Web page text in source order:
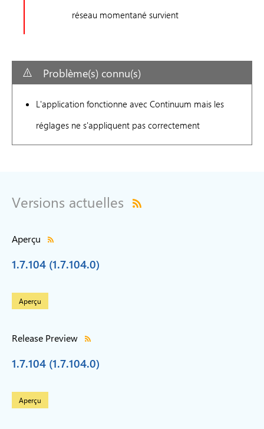
réseau momentané survient
Problème(s) connu(s)
L'application fonctionne avec Continuum mais les
réglages ne s'appliquent pas correctement
Versions actuelles
Aperçu
1.7.104 (1.7.104.0)
Aperçu
Release Preview
1.7.104 (1.7.104.0)
Aperçu